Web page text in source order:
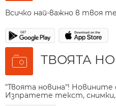
Всичко най-важно в твоя
ТВОЯТА
"Твоята новина"!
Изпратете текст, снимки,